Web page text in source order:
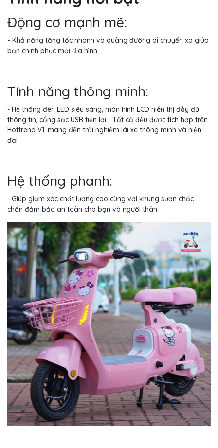
Động cơ mạnh mẽ:
- Khả năng tăng tốc nhanh và quãng đường di chuyển xa giúp
bạn chinh phục mọi địa hình.
Tính năng thông minh:
- Hệ thống đèn LED siêu sáng, màn hình LCD hiển thị đầy đủ
thông tin, cổng sạc USB tiện lợi... Tất cả đều được tích hợp trên
Hottrend V1, mang đến trải nghiệm lái xe thông minh và hiện
đại.
Hệ thống phanh:
- Giúp giảm xóc chất lượng cao cùng với khung sườn chắc
chắn đảm bảo an toàn cho bạn và người thân.